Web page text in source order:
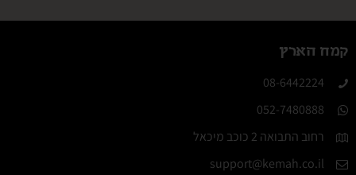
קמח הארץ
08-6442224​
052-7480888
רחוב התבואה 2 כוכב מיכאל
support@kemah.co.il